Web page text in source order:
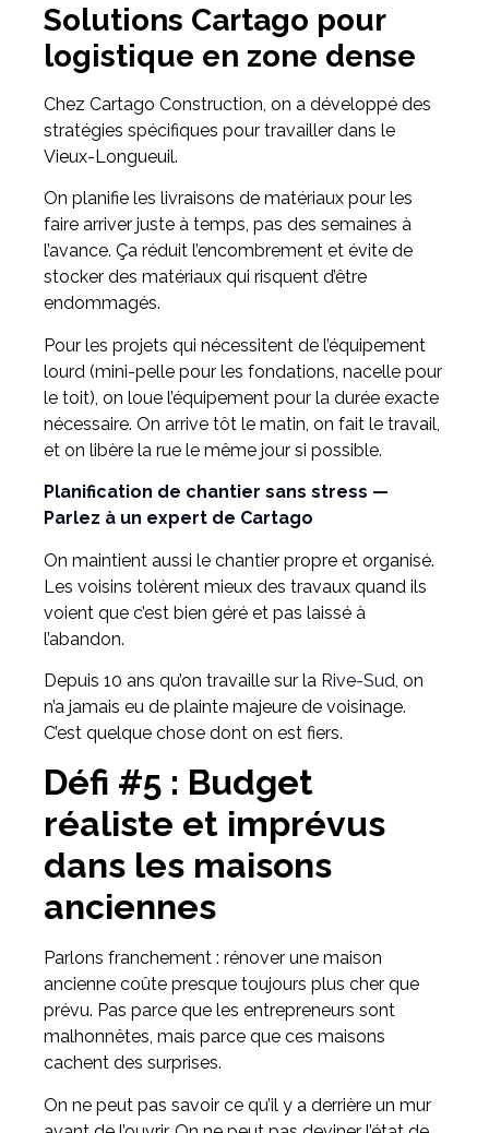
Solutions Cartago pour
logistique en zone dense
Chez Cartago Construction, on a développé des
stratégies spécifiques pour travailler dans le
Vieux-Longueuil.
On planifie les livraisons de matériaux pour les
faire arriver juste à temps, pas des semaines à
l’avance. Ça réduit l’encombrement et évite de
stocker des matériaux qui risquent d’être
endommagés.
Pour les projets qui nécessitent de l’équipement
lourd (mini-pelle pour les fondations, nacelle pour
le toit), on loue l’équipement pour la durée exacte
nécessaire. On arrive tôt le matin, on fait le travail,
et on libère la rue le même jour si possible.
Planification de chantier sans stress —
Parlez à un expert de Cartago
On maintient aussi le chantier propre et organisé.
Les voisins tolèrent mieux des travaux quand ils
voient que c’est bien géré et pas laissé à
l’abandon.
Depuis 10 ans qu’on travaille sur la Rive-Sud, on
n’a jamais eu de plainte majeure de voisinage.
C’est quelque chose dont on est fiers.
Défi #5 : Budget
réaliste et imprévus
dans les maisons
anciennes
Parlons franchement : rénover une maison
ancienne coûte presque toujours plus cher que
prévu. Pas parce que les entrepreneurs sont
malhonnêtes, mais parce que ces maisons
cachent des surprises.
On ne peut pas savoir ce qu’il y a derrière un mur